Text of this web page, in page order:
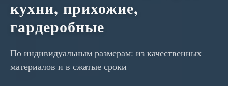
кухни, прихожие,
гардеробные
По индивидуальным размерам: из качественных
материалов и в сжатые сроки